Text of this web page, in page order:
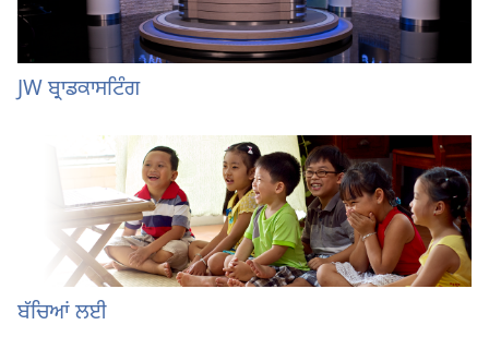
JW ਬ੍ਰਾਡਕਾਸਟਿੰਗ
ਬੱਚਿਆਂ ਲਈ